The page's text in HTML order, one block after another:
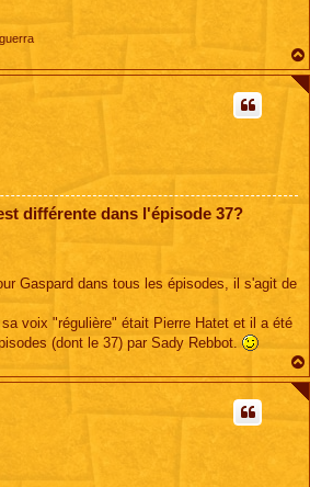
différente dans l'épisode 37?
Gaspard dans tous les épisodes, il s'agit de
voix "régulière" était Pierre Hatet et il a été
(dont le 37) par Sady Rebbot.